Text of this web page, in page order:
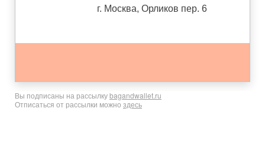
г. Москва, Орликов пер. 6
Вы подписаны на рассылкуbagandwallet.ru
Отписаться от рассылки можно здесь